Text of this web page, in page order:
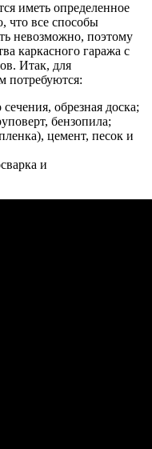
иметь определенное
что все способы
невозможно, поэтому
каркасного гаража с
Итак, для
потребуются:
обрезная доска;
бензопила;
цемент, песок и
и